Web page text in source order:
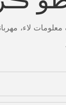
لاء،